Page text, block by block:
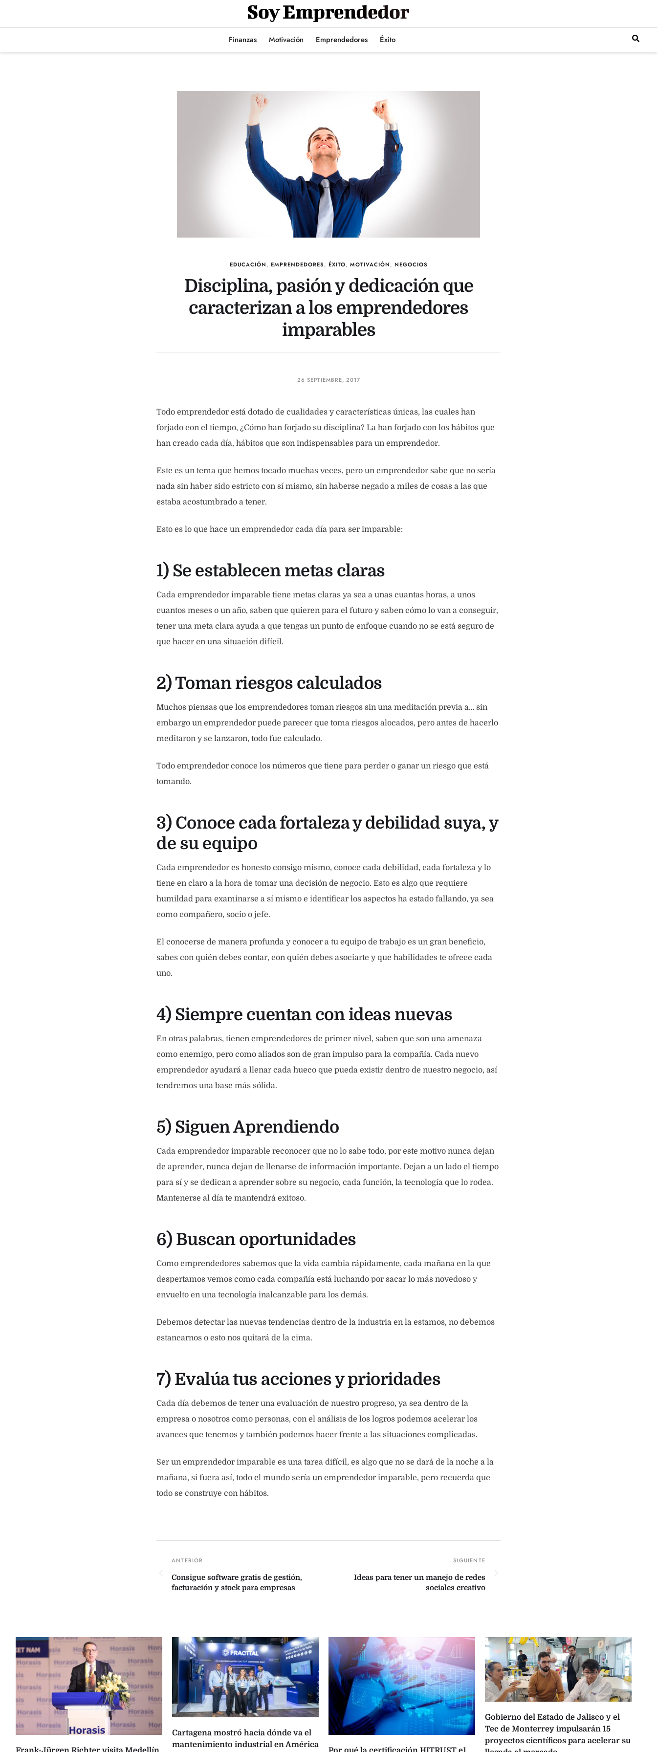
Finanzas Motivación Emprendedores Éxito
EDUCACIÓN, EMPRENDEDORES, ÉXITO, MOTIVACIÓN, NEGOCIOS
Disciplina, pasión y dedicación que
caracterizan a los emprendedores
imparables
26 SEPTIEMBRE, 2017
Todo emprendedor está dotado de cualidades y características únicas, las cuales han
forjado con el tiempo, ¿Cómo han forjado su disciplina? La han forjado con los hábitos que
han creado cada día, hábitos que son indispensables para un emprendedor.
Este es un tema que hemos tocado muchas veces, pero un emprendedor sabe que no sería
nada sin haber sido estricto con sí mismo, sin haberse negado a miles de cosas a las que
estaba acostumbrado a tener.
Esto es lo que hace un emprendedor cada día para ser imparable:
1) Se establecen metas claras
Cada emprendedor imparable tiene metas claras ya sea a unas cuantas horas, a unos
cuantos meses o un año, saben que quieren para el futuro y saben cómo lo van a conseguir,
tener una meta clara ayuda a que tengas un punto de enfoque cuando no se está seguro de
que hacer en una situación difícil.
2) Toman riesgos calculados
Muchos piensas que los emprendedores toman riesgos sin una meditación previa a… sin
embargo un emprendedor puede parecer que toma riesgos alocados, pero antes de hacerlo
meditaron y se lanzaron, todo fue calculado.
Todo emprendedor conoce los números que tiene para perder o ganar un riesgo que está
tomando.
3) Conoce cada fortaleza y debilidad suya, y
de su equipo
Cada emprendedor es honesto consigo mismo, conoce cada debilidad, cada fortaleza y lo
tiene en claro a la hora de tomar una decisión de negocio. Esto es algo que requiere
humildad para examinarse a sí mismo e identificar los aspectos ha estado fallando, ya sea
como compañero, socio o jefe.
El conocerse de manera profunda y conocer a tu equipo de trabajo es un gran beneficio,
sabes con quién debes contar, con quién debes asociarte y que habilidades te ofrece cada
uno.
4) Siempre cuentan con ideas nuevas
En otras palabras, tienen emprendedores de primer nivel, saben que son una amenaza
como enemigo, pero como aliados son de gran impulso para la compañía. Cada nuevo
emprendedor ayudará a llenar cada hueco que pueda existir dentro de nuestro negocio, así
tendremos una base más sólida.
5) Siguen Aprendiendo
Cada emprendedor imparable reconocer que no lo sabe todo, por este motivo nunca dejan
de aprender, nunca dejan de llenarse de información importante. Dejan a un lado el tiempo
para sí y se dedican a aprender sobre su negocio, cada función, la tecnología que lo rodea.
Mantenerse al día te mantendrá exitoso.
6) Buscan oportunidades
Como emprendedores sabemos que la vida cambia rápidamente, cada mañana en la que
despertamos vemos como cada compañía está luchando por sacar lo más novedoso y
envuelto en una tecnología inalcanzable para los demás.
Debemos detectar las nuevas tendencias dentro de la industria en la estamos, no debemos
estancarnos o esto nos quitará de la cima.
7) Evalúa tus acciones y prioridades
Cada día debemos de tener una evaluación de nuestro progreso, ya sea dentro de la
empresa o nosotros como personas, con el análisis de los logros podemos acelerar los
avances que tenemos y también podemos hacer frente a las situaciones complicadas.
Ser un emprendedor imparable es una tarea difícil, es algo que no se dará de la noche a la
mañana, si fuera así, todo el mundo sería un emprendedor imparable, pero recuerda que
todo se construye con hábitos.
Consigue software gratis de gestión,
facturación y stock para empresas
Ideas para tener un manejo de redes
sociales creativo
Cartagena mostró hacia dónde va el
mantenimiento industrial en América
Gobierno del Estado de Jalisco y el
Tec de Monterrey impulsarán 15
proyectos científicos para acelerar su